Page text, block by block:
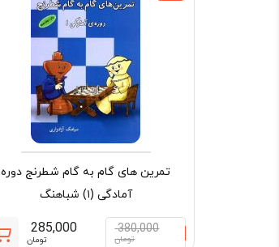
تمرین های گام به گام شطرنج دوره
آمادگی (۱) شباهنگ
380,000
تومان
285,000
تومان